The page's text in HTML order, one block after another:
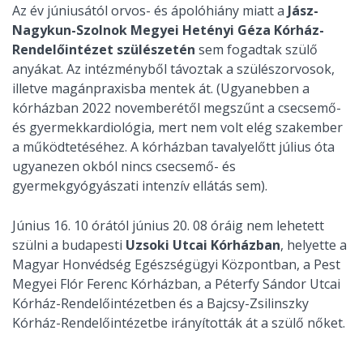
Az év júniusától orvos- és ápolóhiány miatta Jász-
Nagykun-Szolnok Megyei Hetényi Géza Kórház-
Rendelőintézet szülészetén sem fogadtak szülő
anyákat. Az intézményből távoztak a szülészorvosok,
illetve magánpraxisba mentek át. (Ugyanebben a
kórházban 2022 novemberétől megszűnt a csecsemő-
és gyermekkardiológia, mert nem volt elég szakember
a működtetéséhez. A kórházban tavalyelőtt július óta
ugyanezen okból nincs csecsemő- és
gyermekgyógyászati intenzív ellátás sem).
Június 16. 10 órától június 20. 08 óráig nem lehetett
szülni a budapesti Uzsoki Utcai Kórházban, helyette a
Magyar Honvédség Egészségügyi Központban, a Pest
Megyei Flór Ferenc Kórházban, a Péterfy Sándor Utcai
Kórház-Rendelőintézetben és a Bajcsy-Zsilinszky
Kórház-Rendelőintézetbe irányították át a szülő nőket.